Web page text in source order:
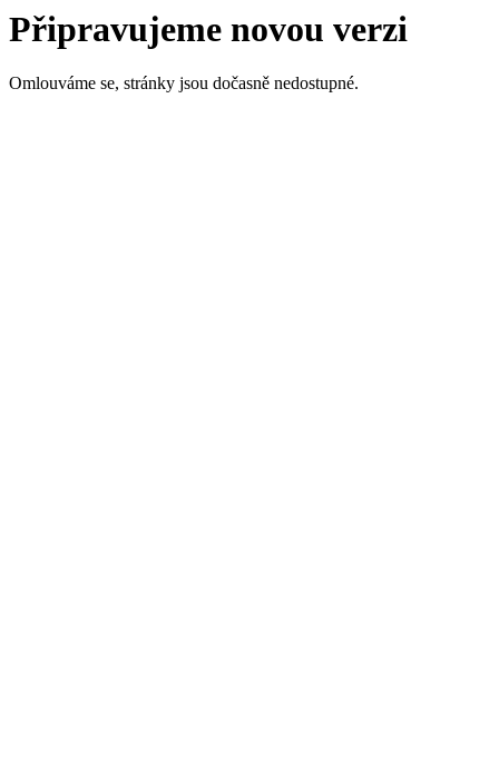
Připravujeme novou verzi
Omlouváme se, stránky jsou dočasně nedostupné.